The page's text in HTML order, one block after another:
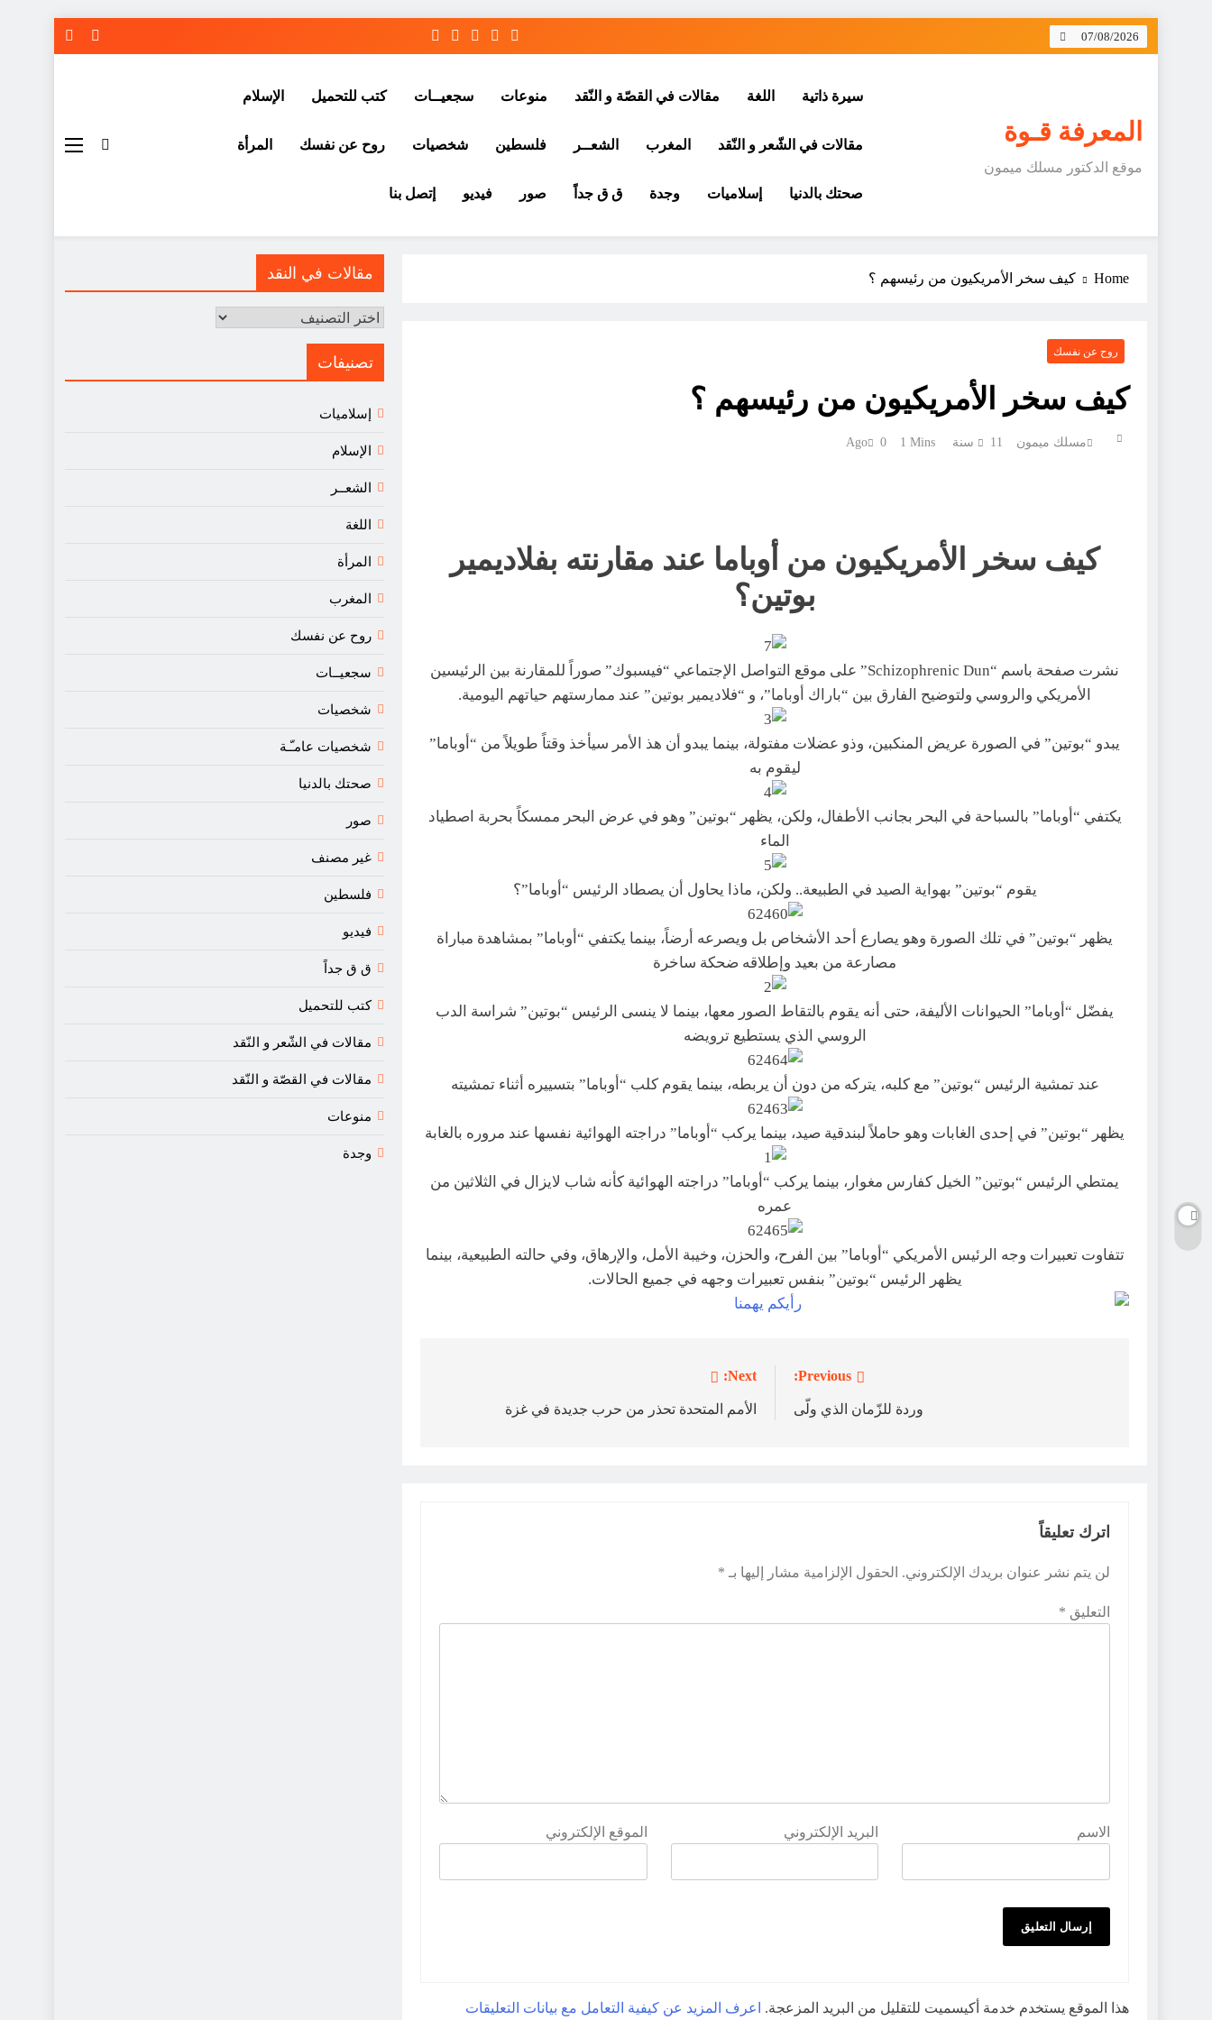
Skip
07/08/2026
المعرفة قـوة
موقع الدكتور مسلك ميمون
سيرة ذاتية اللغة مقالات في القصّة و النّقد منوعات سجعيــات كتب للتحميل الإسلام
مقالات في الشّعر و النّقد المغرب الشعــر فلسطين شخصيات روح عن نفسك المرأة
صحتك بالدنيا إسلاميات وجدة ق ق جداً صور فيديو إتصل بنا
Home كيف سخر الأمريكيون من رئيسهم ؟
روح عن نفسك
كيف سخر الأمريكيون من رئيسهم ؟
مسلك ميمون 11 سنة Ago 0 1 Mins
كيف سخر الأمريكيون من أوباما عند مقارنته بفلاديمير
بوتين؟
نشرت صفحة باسم “Schizophrenic Dun” على موقع التواصل الإجتماعي “فيسبوك” صوراً للمقارنة بين الرئيسين
الأمريكي والروسي ولتوضيح الفارق بين “باراك أوباما”، و “فلاديمير بوتين” عند ممارستهم حياتهم اليومية.
يبدو “بوتين” في الصورة عريض المنكبين، وذو عضلات مفتولة، بينما يبدو أن هذ الأمر سيأخذ وقتاً طويلاً من “أوباما”
ليقوم به
يكتفي “أوباما” بالسباحة في البحر بجانب الأطفال، ولكن، يظهر “بوتين” وهو في عرض البحر ممسكاً بحربة اصطياد
الماء
يقوم “بوتين” بهواية الصيد في الطبيعة.. ولكن، ماذا يحاول أن يصطاد الرئيس “أوباما”؟
يظهر “بوتين” في تلك الصورة وهو يصارع أحد الأشخاص بل ويصرعه أرضاً، بينما يكتفي “أوباما” بمشاهدة مباراة
مصارعة من بعيد وإطلاقه ضحكة ساخرة
يفضّل “أوباما” الحيوانات الأليفة، حتى أنه يقوم بالتقاط الصور معها، بينما لا ينسى الرئيس “بوتين” شراسة الدب
الروسي الذي يستطيع ترويضه
عند تمشية الرئيس “بوتين” مع كلبه، يتركه من دون أن يربطه، بينما يقوم كلب “أوباما” بتسييره أثناء تمشيته
يظهر “بوتين” في إحدى الغابات وهو حاملاً لبندقية صيد، بينما يركب “أوباما” دراجته الهوائية نفسها عند مروره بالغابة
يمتطي الرئيس “بوتين” الخيل كفارس مغوار، بينما يركب “أوباما” دراجته الهوائية كأنه شاب لايزال في الثلاثين من
عمره
تتفاوت تعبيرات وجه الرئيس الأمريكي “أوباما” بين الفرح، والحزن، وخيبة الأمل، والإرهاق، وفي حالته الطبيعية، بينما
يظهر الرئيس “بوتين” بنفس تعبيرات وجهه في جميع الحالات.
Previous:
وردة للزّمان الذي ولّى
Next:
الأمم المتحدة تحذر من حرب جديدة في غزة
اترك تعليقاً
لن يتم نشر عنوان بريدك الإلكتروني. الحقول الإلزامية مشار إليها بـ *
التعليق *
الاسم البريد الإلكتروني الموقع الإلكتروني
هذا الموقع يستخدم خدمة أكيسميت للتقليل من البريد المزعجة.
اعرف المزيد عن كيفية التعامل مع بيانات التعليقات
مقالات في النقد
مقالات
النقد
تصنيفات
إسلاميات
الإسلام
الشعــر
اللغة
المرأة
المغرب
روح عن نفسك
سجعيــات
شخصيات
شخصيات عامـّـة
صحتك بالدنيا
صور
غير مصنف
فلسطين
فيديو
ق ق جداً
كتب للتحميل
مقالات في الشّعر و النّقد
مقالات في القصّة و النّقد
منوعات
وجدة